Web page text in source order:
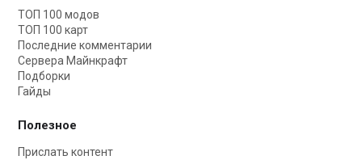
ТОП 100 модов
ТОП 100 карт
Последние комментарии
Сервера Майнкрафт
Подборки
Гайды
Полезное
Прислать контент